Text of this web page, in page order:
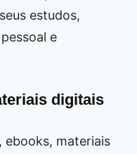
estudos,
e
digitais
ebooks, materiais